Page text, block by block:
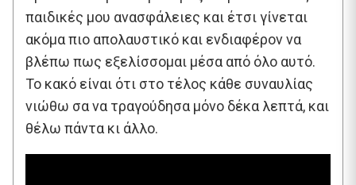
παιδικές μου ανασφάλειες και έτσι γίνεται
ακόμα πιο απολαυστικό και ενδιαφέρον να
βλέπω πως εξελίσσομαι μέσα από όλο αυτό.
Το κακό είναι ότι στο τέλος κάθε συναυλίας
νιώθω σα να τραγούδησα μόνο δέκα λεπτά, και
θέλω πάντα κι άλλο.